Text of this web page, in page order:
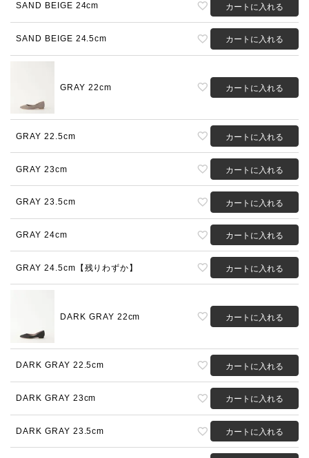
SAND BEIGE 24cm カートに入れる
SAND BEIGE 24.5cm カートに入れる
GRAY 22cm カートに入れる
GRAY 22.5cm カートに入れる
GRAY 23cm カートに入れる
GRAY 23.5cm カートに入れる
GRAY 24cm カートに入れる
GRAY 24.5cm【残りわずか】 カートに入れる
DARK GRAY 22cm カートに入れる
DARK GRAY 22.5cm カートに入れる
DARK GRAY 23cm カートに入れる
DARK GRAY 23.5cm カートに入れる